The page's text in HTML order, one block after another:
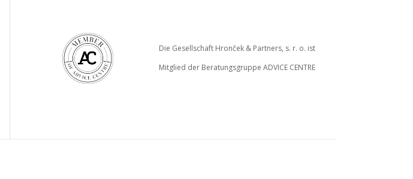
Die Gesellschaft Hronček & Partners, s. r. o. ist
Mitglied der Beratungsgruppe ADVICE CENTRE